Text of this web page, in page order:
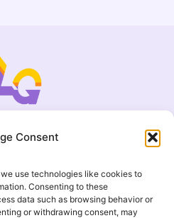
Consent
use technologies like cookies to
Consenting to these
data such as browsing behavior or
or withdrawing consent, may
náměstí 4, Brno
19695136
737 964 783